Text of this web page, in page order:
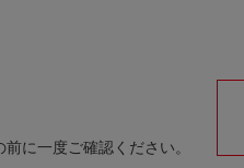
に一度ご確認ください。